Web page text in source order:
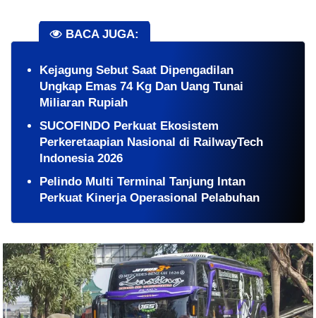
BACA JUGA:
Kejagung Sebut Saat Dipengadilan
Ungkap Emas 74 Kg Dan Uang Tunai
Miliaran Rupiah
SUCOFINDO Perkuat Ekosistem
Perkeretaapian Nasional di RailwayTech
Indonesia 2026
Pelindo Multi Terminal Tanjung Intan
Perkuat Kinerja Operasional Pelabuhan